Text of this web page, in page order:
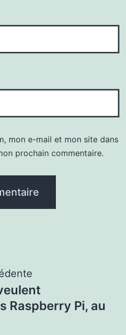
mon e-mail et mon site dans
prochain commentaire.
Raspberry Pi, au